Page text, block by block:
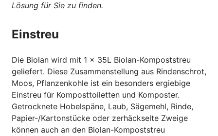
Lösung für Sie zu finden.
Einstreu
Die Biolan wird mit 1 x 35L Biolan-Kompoststreu
geliefert. Diese Zusammenstellung aus Rindenschrot,
Moos, Pflanzenkohle ist ein besonders ergiebige
Einstreu für Komposttoiletten und Komposter.
Getrocknete Hobelspäne, Laub, Sägemehl, Rinde,
Papier-/Kartonstücke oder zerhäckselte Zweige
können auch an den Biolan-Kompoststreu